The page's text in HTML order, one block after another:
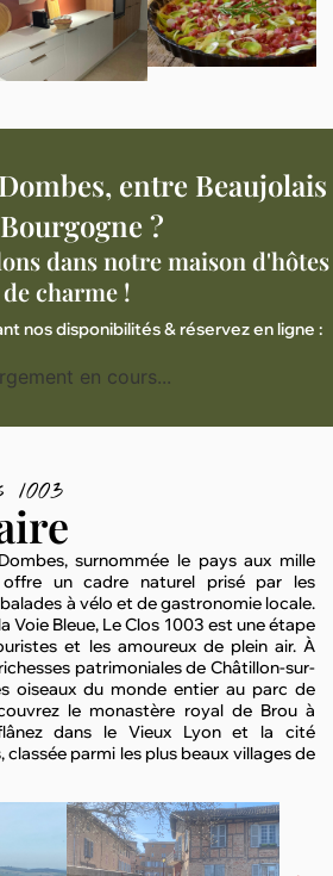
entre Beaujolais
?
dans notre maison d'hôtes
de charme !
nos disponibilités & réservez en ligne :
en cours...
surnommée le pays aux mille
un cadre naturel prisé par les
à vélo et de gastronomie locale.
Voie Bleue, Le Clos 1003 est une étape
et les amoureux de plein air. À
patrimoniales de Châtillon-sur-
oiseaux du monde entier au parc de
le monastère royal de Brou à
flânez dans le Vieux Lyon et la cité
classée parmi les plus beaux villages de